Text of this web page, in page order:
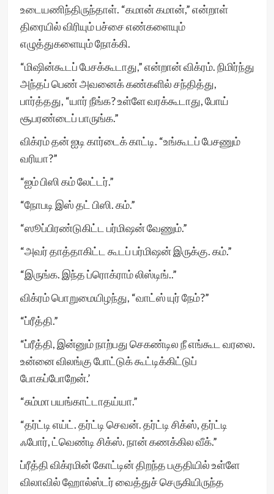
உடையணிந்திருந்தாள். “கமான் கமான்,” என்றாள்
திரையில் விரியும் பச்சை எண்களையும்
எழுத்துகளையும் நோக்கி.
“மிஷின்கூடப் பேசக்கூடாது,” என்றான் விக்ரம். நிமிர்ந்து
அந்தப் பெண் அவனைக் கண்களில் சந்தித்து,
பார்த்தது, “யார் நீங்க? உள்ளே வரக்கூடாது, போய்
சூபரண்டைப் பாருங்க.”
விக்ரம் தன் ஐடி கார்டைக் காட்டி. “உங்கூடப் பேசணும்
வரியா?”
“ஐம் பிஸி கம் லேட்டர்.”
“நோபடி இஸ் தட் பிஸி. கம்.”
“ஸூப்பிரண்டுகிட்ட பர்மிஷன் வேணும்.”
“அவர் தாத்தாகிட்ட கூடப் பர்மிஷன் இருக்கு. கம்.”
“இருங்க. இந்த ப்ரொக்ராம் லிஸ்டிங்..”
விக்ரம் பொறுமையிழந்து, “வாட்ஸ் யுர் நேம்?”
“ப்ரீத்தி.”
“ப்ரீத்தி, இன்னும் நாற்பது செகண்டில நீ எங்கூட வரலை.
உன்னை விலங்கு போட்டுக் கூட்டிக்கிட்டுப்
போகப்போறேன்.’
“சும்மா பயங்காட்டாதய்யா.”
“தர்ட்டி எய்ட். தர்ட்டி செவன். தர்ட்டி சிக்ஸ், தர்ட்டி
ஃபோர், ட்வெண்டி சிக்ஸ். நான் கணக்கில வீக்.”
ப்ரீத்தி விக்ரமின் கோட்டின் திறந்த பகுதியில் உள்ளே
விலாவில் ஹோல்ஸ்டர் வைத்துச் செருகியிருந்த